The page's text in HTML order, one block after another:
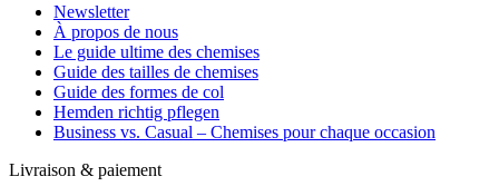
Newsletter
À propos de nous
Le guide ultime des chemises
Guide des tailles de chemises
Guide des formes de col
Hemden richtig pflegen
Business vs. Casual – Chemises pour chaque occasion
Livraison & paiement